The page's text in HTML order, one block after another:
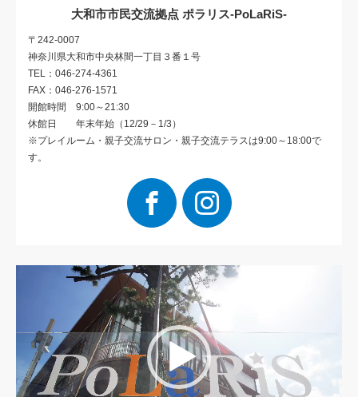
大和市市民交流拠点 ポラリス-PoLaRiS-
〒242-0007
神奈川県大和市中央林間一丁目３番１号
TEL：046-274-4361
FAX：046-276-1571
開館時間 9:00～21:30
休館日 年末年始（12/29－1/3）
※プレイルーム・親子交流サロン・親子交流テラスは9:00～18:00で
す。
Facebook